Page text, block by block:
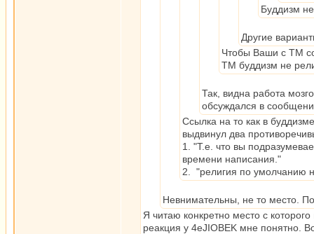
Буддизм
Другие
Чтобы Ваши с ТМ
ТМ буддизм не
Так, видна работа
обсуждался в
Ссылка на то как в
выдвинул два
1. "Т.е. что вы
времени написания."
2. "религия по умолчанию
Невнимательны, не то место.
Я читаю конкретно место с
реакция у 4eJIOBEK мне понятно.